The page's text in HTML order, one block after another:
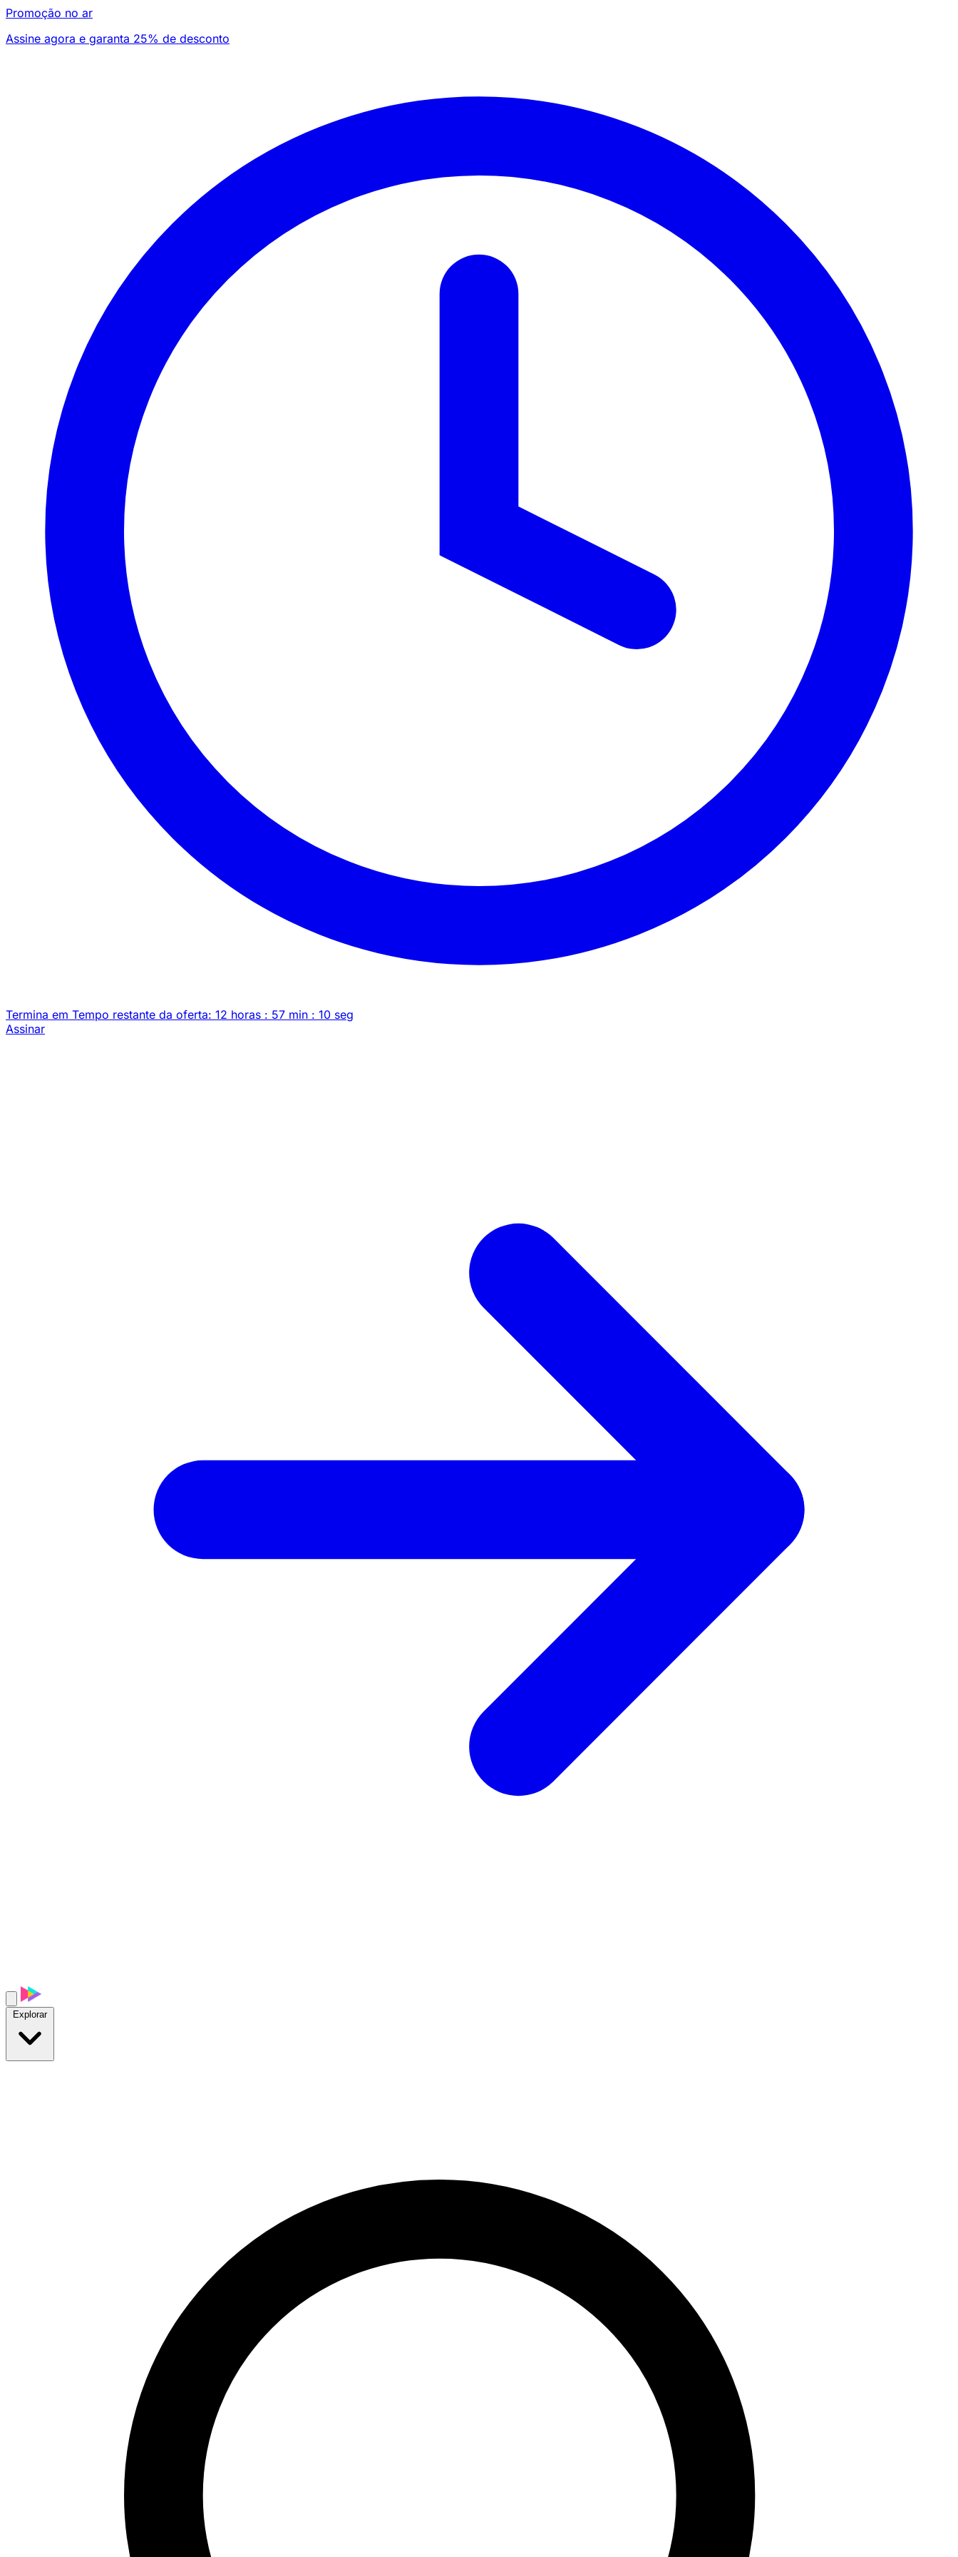
Promoção no ar
Assine agora e garanta 25% de desconto
Termina em Tempo restante da oferta: 12 horas : 57 min : 10 seg
Assinar
Explorar